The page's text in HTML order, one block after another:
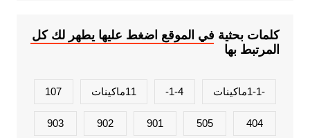
كلمات بحثية في الموقع اضغط عليها يطهر لك كل
المرتبط بها
-1-1ماكينات 1-4- 11ماكينات 107
404
505
901
902
903